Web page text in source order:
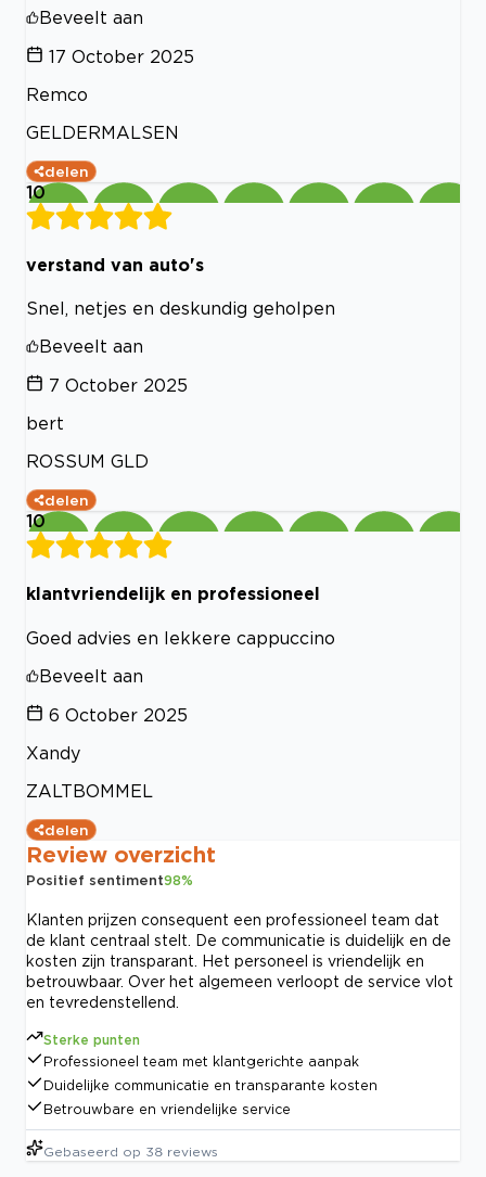
Beveelt aan
17 October 2025
Remco
GELDERMALSEN
delen
10
verstand van auto's
Snel, netjes en deskundig geholpen
Beveelt aan
7 October 2025
bert
ROSSUM GLD
delen
10
klantvriendelijk en professioneel
Goed advies en lekkere cappuccino
Beveelt aan
6 October 2025
Xandy
ZALTBOMMEL
delen
Review overzicht
Positief sentiment98%
Klanten prijzen consequent een professioneel team dat
de klant centraal stelt. De communicatie is duidelijk en de
kosten zijn transparant. Het personeel is vriendelijk en
betrouwbaar. Over het algemeen verloopt de service vlot
en tevredenstellend.
Sterke punten
Professioneel team met klantgerichte aanpak
Duidelijke communicatie en transparante kosten
Betrouwbare en vriendelijke service
Gebaseerd op 38 reviews